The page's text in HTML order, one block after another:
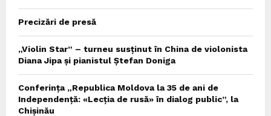
Precizări de presă
„Violin Star” – turneu susținut în China de violonista
Diana Jipa și pianistul Ștefan Doniga
Conferința „Republica Moldova la 35 de ani de
Independență: «Lecția de rusă» în dialog public”, la
Chișinău